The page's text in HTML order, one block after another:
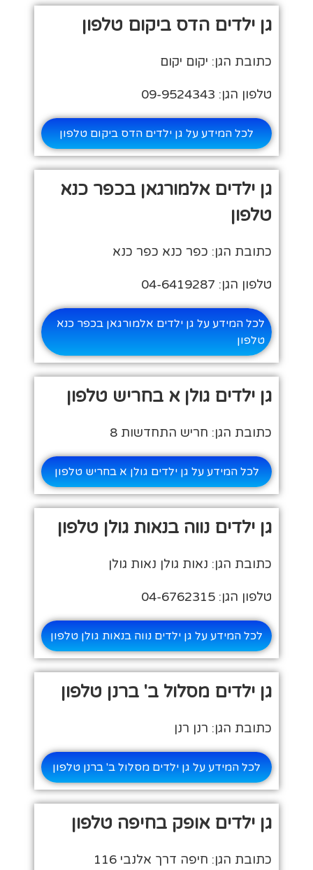
גן ילדים הדס ביקום טלפון
כתובת הגן: יקום יקום
טלפון הגן: 09-9524343
לכל המידע על גן ילדים הדס ביקום טלפון
גן ילדים אלמורגאן בכפר כנא
טלפון
כתובת הגן: כפר כנא כפר כנא
טלפון הגן: 04-6419287
לכל המידע על גן ילדים אלמורגאן בכפר כנא
טלפון
גן ילדים גולן א בחריש טלפון
כתובת הגן: חריש התחדשות 8
לכל המידע על גן ילדים גולן א בחריש טלפון
גן ילדים נווה בנאות גולן טלפון
כתובת הגן: נאות גולן נאות גולן
טלפון הגן: 04-6762315
לכל המידע על גן ילדים נווה בנאות גולן טלפון
גן ילדים מסלול ב' ברנן טלפון
כתובת הגן: רנן רנן
לכל המידע על גן ילדים מסלול ב' ברנן טלפון
גן ילדים אופק בחיפה טלפון
כתובת הגן: חיפה דרך אלנבי 116